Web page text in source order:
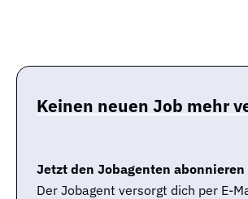
Keinen neuen Job mehr
Jetzt den Jobagenten
Der Jobagent versorgt dich per E-